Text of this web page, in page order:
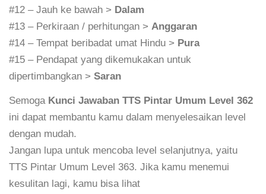
#12 – Jauh ke bawah > Dalam
#13 – Perkiraan / perhitungan > Anggaran
#14 – Tempat beribadat umat Hindu > Pura
#15 – Pendapat yang dikemukakan untuk
dipertimbangkan > Saran
Semoga Kunci Jawaban TTS Pintar Umum Level 362
ini dapat membantu kamu dalam menyelesaikan level
dengan mudah.
Jangan lupa untuk mencoba level selanjutnya, yaitu
TTS Pintar Umum Level 363. Jika kamu menemui
kesulitan lagi, kamu bisa lihat